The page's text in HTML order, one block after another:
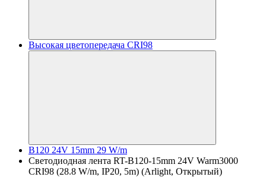
Высокая цветопередача CRI98
B120 24V 15mm 29 W/m
Светодиодная лента RT-B120-15mm 24V Warm3000
CRI98 (28.8 W/m, IP20, 5m) (Arlight, Открытый)